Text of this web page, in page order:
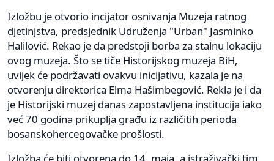
Izložbu je otvorio incijator osnivanja Muzeja ratnog
djetinjstva, predsjednik Udruženja "Urban" Jasminko
Halilović. Rekao je da predstoji borba za stalnu lokaciju
ovog muzeja. Što se tiče Historijskog muzeja BiH,
uvijek će podržavati ovakvu inicijativu, kazala je na
otvorenju direktorica Elma Hašimbegović. Rekla je i da
je Historijski muzej danas zapostavljena institucija iako
već 70 godina prikuplja građu iz različitih perioda
bosanskohercegovačke prošlosti.